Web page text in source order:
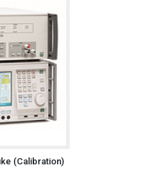
(Calibration)